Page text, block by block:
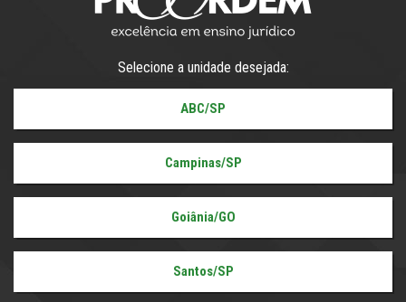
Selecione a unidade desejada:
ABC/SP
Campinas/SP
Goiânia/GO
Santos/SP